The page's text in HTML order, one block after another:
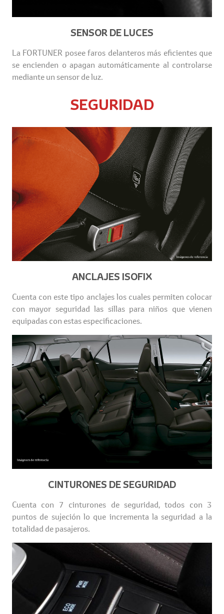
SENSOR DE LUCES
La FORTUNER posee faros delanteros más eficientes que
se encienden o apagan automáticamente al controlarse
mediante un sensor de luz.
SEGURIDAD
ANCLAJES ISOFIX
Cuenta con este tipo anclajes los cuales permiten colocar
con mayor seguridad las sillas para niños que vienen
equipadas con estas especificaciones.
CINTURONES DE SEGURIDAD
Cuenta con 7 cinturones de seguridad, todos con 3
puntos de sujeción lo que incrementa la seguridad a la
totalidad de pasajeros.